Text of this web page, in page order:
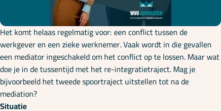
Kennisbank
Cursussen
Podcasts
Het komt helaas regelmatig voor: een conflict tussen de
werkgever en een zieke werknemer. Vaak wordt in die gevallen
een mediator ingeschakeld om het conflict op te lossen. Maar wat
doe je in de tussentijd met het re-integratietraject. Mag je
bijvoorbeeld het tweede spoortraject uitstellen tot na de
mediation?
Situatie